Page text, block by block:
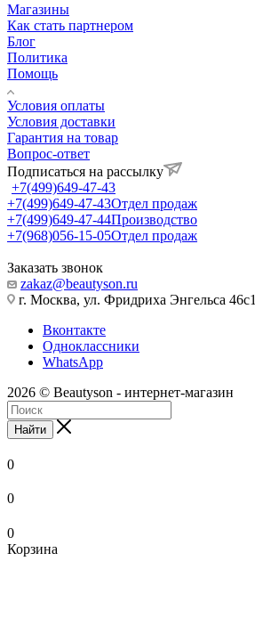
Магазины
Как стать партнером
Блог
Политика
Помощь
Условия оплаты
Условия доставки
Гарантия на товар
Вопрос-ответ
Подписаться на рассылку
+7(499)649-47-43
+7(499)649-47-43Отдел продаж
+7(499)649-47-44Производство
+7(968)056-15-05Отдел продаж
Заказать звонок
zakaz@beautyson.ru
г. Москва, ул. Фридриха Энгельса 46с1
Вконтакте
Одноклассники
WhatsApp
2026 © Beautyson - интернет-магазин
Найти
0
0
0
Корзина